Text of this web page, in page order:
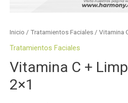
Inicio / Tratamientos Faciales / Vitamina
Tratamientos Faciales
Vitamina C +
2×1